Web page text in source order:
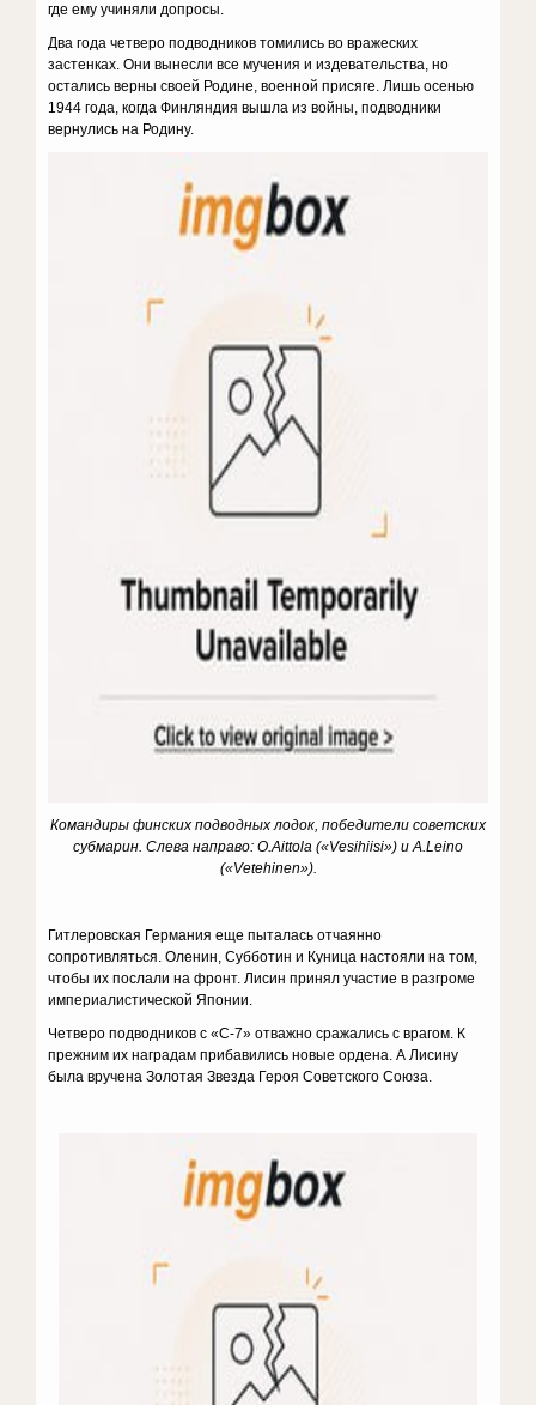
где ему учиняли допросы.
Два года четверо подводников томились во вражеских
застенках. Они вынесли все мучения и издевательства, но
остались верны своей Родине, военной присяге. Лишь осенью
1944 года, когда Финляндия вышла из войны, подводники
вернулись на Родину.
Командиры финских подводных лодок, победители советских
субмарин. Слева направо: O.Aittola («Vesihiisi») и A.Leino
(«Vetehinen»).
Гитлеровская Германия еще пыталась отчаянно
сопротивляться. Оленин, Субботин и Куница настояли на том,
чтобы их послали на фронт. Лисин принял участие в разгроме
империалистической Японии.
Четверо подводников с «С-7» отважно сражались с врагом. К
прежним их наградам прибавились новые ордена. А Лисину
была вручена Золотая Звезда Героя Советского Союза.